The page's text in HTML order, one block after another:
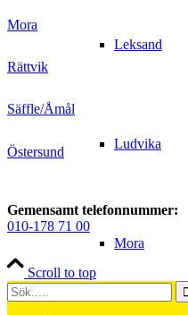
Leksand
Ludvika
Mora
Mora
Rättvik
Säffle/Åmål
Östersund
Gemensamt telefonnummer:
010-178 71 00
Scroll to top